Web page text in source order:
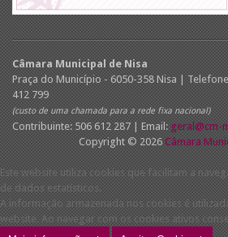
Câmara Municipal de Nisa
Praça do Município - 6050-358 Nisa |
412 799
(custo de uma chamada para a rede fixa nacional)
Contribuinte: 506 612 287 | Email: geral@cm-
Copyright © 2026 Câmara
Este website utiliza cookies que facilitam a
de dados estatísticos.
A informação armazenada nos cookies é
website. Ao navegar com os cookies ativos